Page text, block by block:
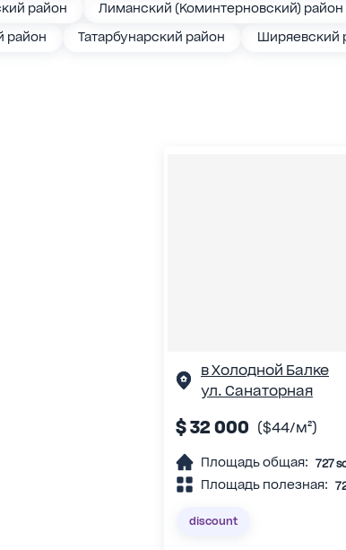
район Лиманский (Коминтерновский) район
район Татарбунарский район Ширяевский
в Холодной Балке
ул. Санаторная
$ 32 000 ($44/м²)
Площадь общая: 727
Площадь полезная:
discount